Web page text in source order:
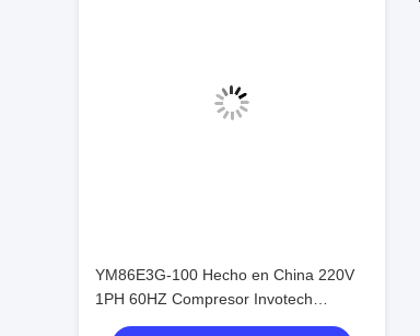
YM86E3G-100 Hecho en China 220V
1PH 60HZ Compresor Invotech
Compresor de Refrigeración Precio del